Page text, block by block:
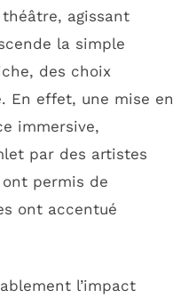
agissant
la simple
des choix
En effet, une mise en
immersive,
par des artistes
permis de
ont accentué
l’impact